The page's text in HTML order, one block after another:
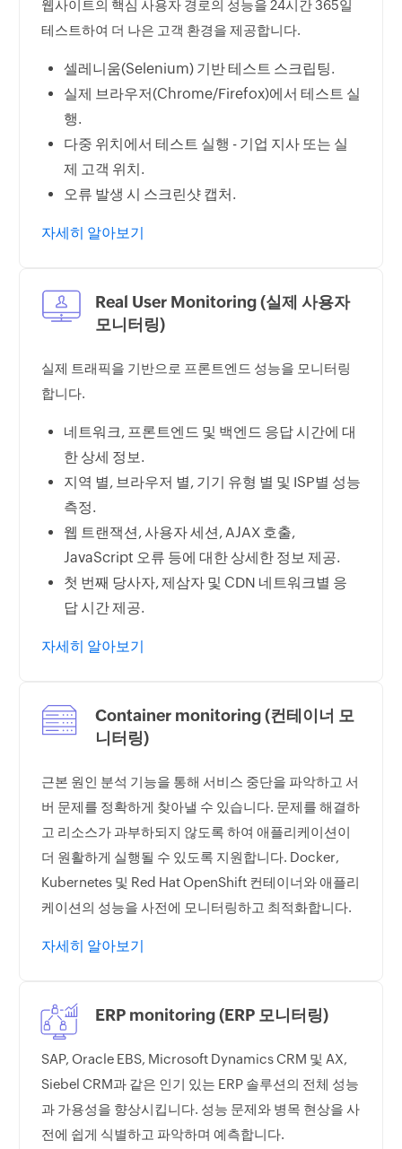
웹사이트의 핵심 사용자 경로의 성능을 24시간 365일
테스트하여 더 나은 고객 환경을 제공합니다.
셀레니움(Selenium) 기반 테스트 스크립팅.
실제 브라우저(Chrome/Firefox)에서 테스트 실
행.
다중 위치에서 테스트 실행 - 기업 지사 또는 실
제 고객 위치.
오류 발생 시 스크린샷 캡처.
자세히 알아보기
Real User Monitoring (실제 사용자
모니터링)
실제 트래픽을 기반으로 프론트엔드 성능을 모니터링
합니다.
네트워크, 프론트엔드 및 백엔드 응답 시간에 대
한 상세 정보.
지역 별, 브라우저 별, 기기 유형 별 및 ISP별 성능
측정.
웹 트랜잭션, 사용자 세션, AJAX 호출,
JavaScript 오류 등에 대한 상세한 정보 제공.
첫 번째 당사자, 제삼자 및 CDN 네트워크별 응
답 시간 제공.
자세히 알아보기
Container monitoring (컨테이너 모
니터링)
근본 원인 분석 기능을 통해 서비스 중단을 파악하고 서
버 문제를 정확하게 찾아낼 수 있습니다. 문제를 해결하
고 리소스가 과부하되지 않도록 하여 애플리케이션이
더 원활하게 실행될 수 있도록 지원합니다. Docker,
Kubernetes 및 Red Hat OpenShift 컨테이너와 애플리
케이션의 성능을 사전에 모니터링하고 최적화합니다.
자세히 알아보기
ERP monitoring (ERP 모니터링)
SAP, Oracle EBS, Microsoft Dynamics CRM 및 AX,
Siebel CRM과 같은 인기 있는 ERP 솔루션의 전체 성능
과 가용성을 향상시킵니다. 성능 문제와 병목 현상을 사
전에 쉽게 식별하고 파악하며 예측합니다.